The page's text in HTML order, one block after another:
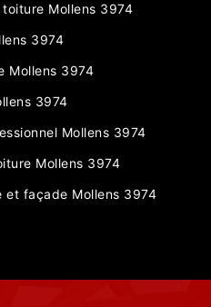
Mollens 3974
3974
Mollens 3974
3974
Mollens 3974
Mollens 3974
façade Mollens 3974